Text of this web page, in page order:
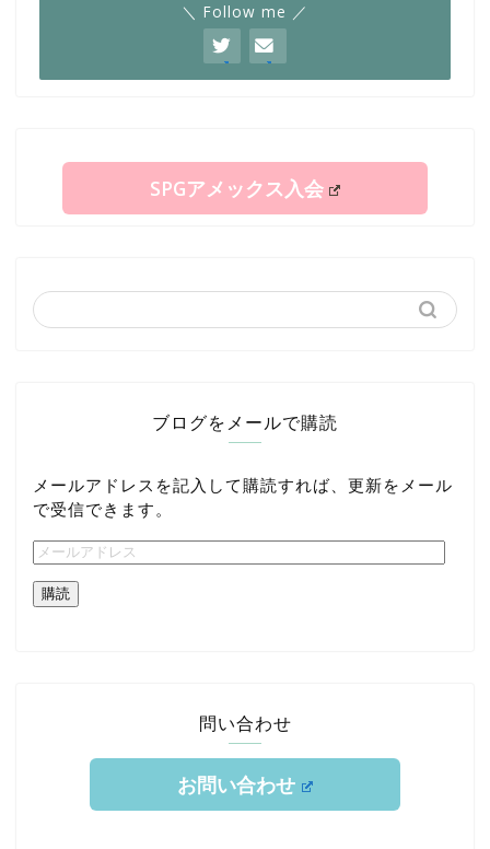
＼ Follow me ／
SPGアメックス入会
ブログをメールで購読
メールアドレスを記入して購読すれば、更新をメール
で受信できます。
購読
問い合わせ
お問い合わせ